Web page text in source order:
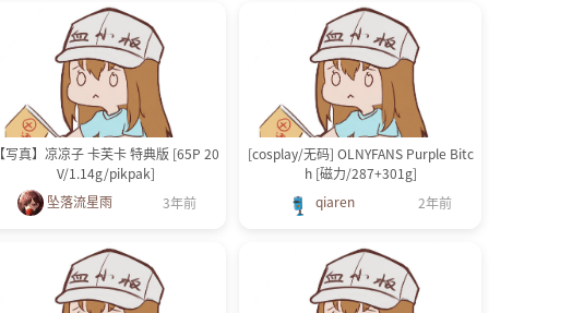
【写真】凉凉子 卡芙卡 特典版 [65P 20
V/1.14g/pikpak]
坠落流星雨
3年前
[cosplay/无码] OLNYFANS Purple Bitc
h [磁力/287+301g]
qiaren
2年前